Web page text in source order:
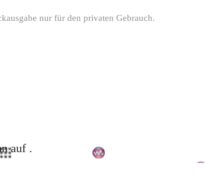
nur für den privaten Gebrauch.
auf .